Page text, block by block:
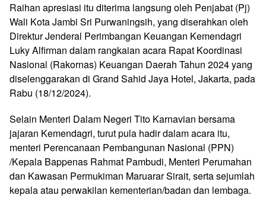
Raihan apresiasi itu diterima langsung oleh Penjabat (Pj)
Wali Kota Jambi Sri Purwaningsih, yang diserahkan oleh
Direktur Jenderal Perimbangan Keuangan Kemendagri
Luky Alfirman dalam rangkaian acara Rapat Koordinasi
Nasional (Rakornas) Keuangan Daerah Tahun 2024 yang
diselenggarakan di Grand Sahid Jaya Hotel, Jakarta, pada
Rabu (18/12/2024).
Selain Menteri Dalam Negeri Tito Karnavian bersama
jajaran Kemendagri, turut pula hadir dalam acara itu,
menteri Perencanaan Pembangunan Nasional (PPN)
/Kepala Bappenas Rahmat Pambudi, Menteri Perumahan
dan Kawasan Permukiman Maruarar Sirait, serta sejumlah
kepala atau perwakilan kementerian/badan dan lembaga.